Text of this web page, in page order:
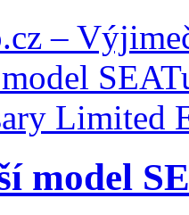
model